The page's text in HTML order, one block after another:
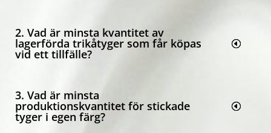
2. Vad är minsta kvantitet av
lagerförda trikåtyger som får köpas
vid ett tillfälle?
3. Vad är minsta
produktionskvantitet för stickade
tyger i egen färg?